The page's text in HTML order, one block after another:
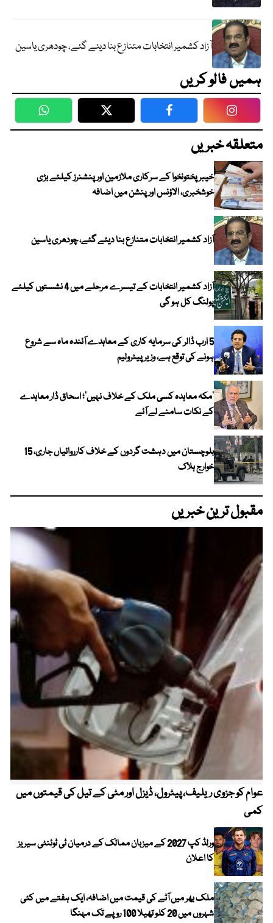
آزاد کشمیر انتخابات متنازع بنا دیئے گئے، چودھری یاسین
ہمیں فالو کریں
WhatsApp Twitter Facebook
متعلقہ خبریں
خیبرپختونخوا کے سرکاری ملازمین اور پنشنرز کیلئے بڑی
خوشخبری، الاؤنس اور پنشن میں اضافہ
آزاد کشمیر انتخابات متنازع بنا دیئے گئے، چودھری یاسین
آزاد کشمیر انتخابات کے تیسرے مرحلے میں 4 نشستوں کیلئے
پولنگ کل ہو گی
5 ارب ڈالر کی سرمایہ کاری کے معاہدے آئندہ ماہ سے شروع
ہونے کی توقع ہے، وزیر پیٹرولیم
‘مکہ معاہدہ کسی ملک کے خلاف نہیں’؛ اسحاق ڈار معاہدے
کے نکات سامنے لے آئے
بلوچستان میں دہشت گردوں کے خلاف کارروائیاں جاری، 15
خوارج ہلاک
مقبول ترین خبریں
عوام کو جزوی ریلیف، پیٹرول، ڈیزل اور مٹی کے تیل کی قیمتوں میں
کمی
ورلڈ کپ 2027 کے میزبان ممالک کے درمیان ٹی ٹوئنٹی سیریز
کا اعلان
ملک بھر میں آٹے کی قیمت میں اضافہ، ایک ہفتے میں کئی
شہروں میں 20 کلو تھیلا 100 روپے تک مہنگا